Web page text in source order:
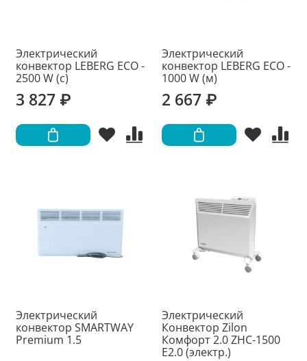
Электрический
конвектор LEBERG ECO -
2500 W (с)
3 827 ₽
Электрический
конвектор LEBERG ECO -
1000 W (м)
2 667 ₽
Электрический
конвектор SMARTWAY
Premium 1.5
Электрический
Конвектор Zilon
Комфорт 2.0 ZHC-1500
Е2.0 (электр.)